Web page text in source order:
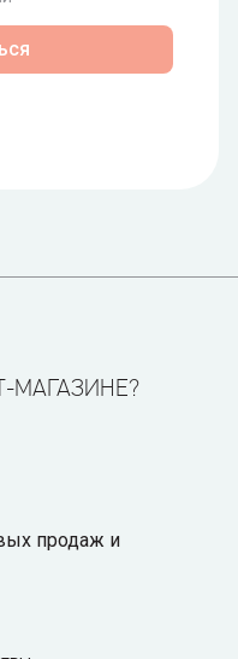
МАГАЗИНЕ?
продаж и